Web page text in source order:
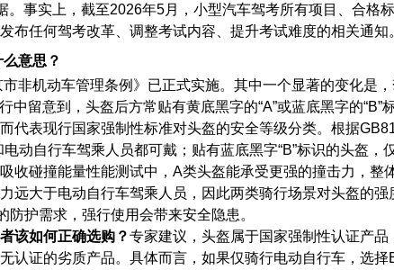
。事实上，截至2026年5月，小型汽车驾考所有项目、合格
布任何驾考改革、调整考试内容、提升考试难度的相关通知
意思？
非机动车管理条例》已正式实施。其中一个显著的变化是
中留意到，头盔后方常贴有黄底黑字的“A”或蓝底黑字的
代表现行国家强制性标准对头盔的安全等级分类。根据
动自行车驾乘人员都可戴；贴有蓝底黑字“B”标识的头盔，
收碰撞能量性能测试中，A类头盔能承受更强的撞击力，整
远大于电动自行车驾乘人员，因此两类骑行场景对头盔的
护需求，强行使用会带来安全隐患。
该如何正确选购？专家建议，头盔属于国家强制性认证产
认证的劣质产品。具体而言，如果仅骑行电动自行车，选